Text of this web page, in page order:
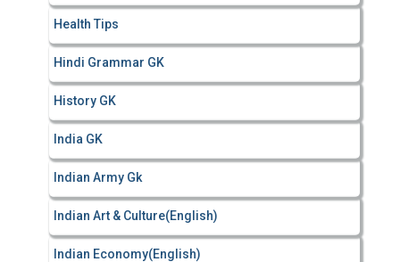
Health Tips
Hindi Grammar GK
History GK
India GK
Indian Army Gk
Indian Art & Culture(English)
Indian Economy(English)